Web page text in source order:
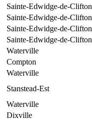
Sainte-Edwidge-de-Clifton
Sainte-Edwidge-de-Clifton
Sainte-Edwidge-de-Clifton
Sainte-Edwidge-de-Clifton
Waterville
Compton
Waterville
Stanstead-Est
Waterville
Dixville